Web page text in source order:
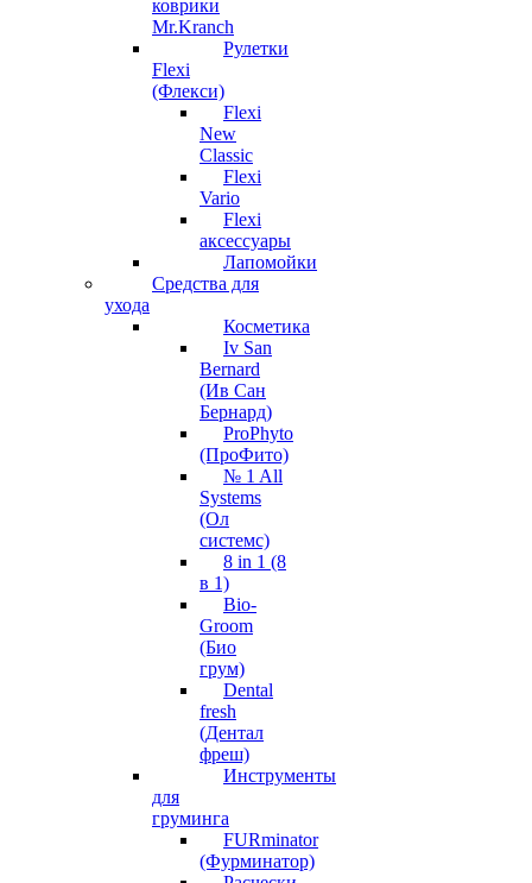
коврики
Mr.Kranch
Рулетки
Flexi
(Флекси)
Flexi
New
Classic
Flexi
Vario
Flexi
аксессуары
Лапомойки
Средства для
ухода
Косметика
Iv San
Bernard
(Ив Сан
Бернард)
ProPhyto
(ПроФито)
№ 1 All
Systems
(Ол
системс)
8 in 1 (8
в 1)
Bio-
Groom
(Био
грум)
Dental
fresh
(Дентал
фреш)
Инструменты
для
груминга
FURminator
(Фурминатор)